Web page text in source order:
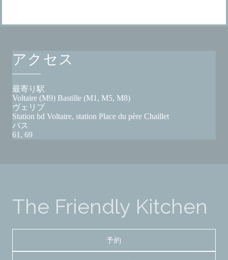
アクセス
最寄り駅
Voltaire (M9) Bastille (M1, M5, M8)
ヴェリブ
Station bd Voltaire, station Place du père Chaillet
バス
61, 69
The Friendly Kitchen
予約